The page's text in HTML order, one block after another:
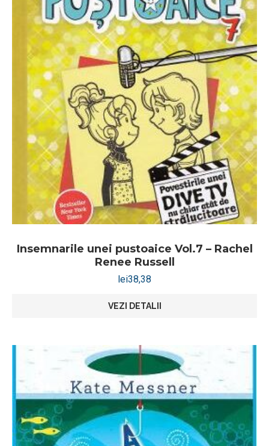
Insemnarile unei pustoaice Vol.7 – Rachel
Renee Russell
lei38,38
VEZI DETALII